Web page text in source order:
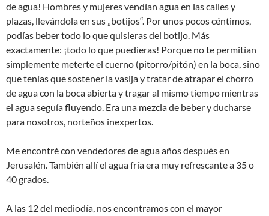
de agua! Hombres y mujeres vendían agua en las calles y
plazas, llevándola en sus „botijos“. Por unos pocos céntimos,
podías beber todo lo que quisieras del botijo. Más
exactamente: ¡todo lo que puedieras! Porque no te permitían
simplemente meterte el cuerno (pitorro/pitón) en la boca, sino
que tenías que sostener la vasija y tratar de atrapar el chorro
de agua con la boca abierta y tragar al mismo tiempo mientras
el agua seguía fluyendo. Era una mezcla de beber y ducharse
para nosotros, norteños inexpertos.
Me encontré con vendedores de agua años después en
Jerusalén. También allí el agua fría era muy refrescante a 35 o
40 grados.
A las 12 del mediodía, nos encontramos con el mayor